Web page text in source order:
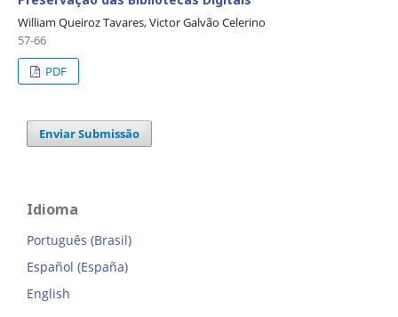
William Queiroz Tavares, Victor Galvão Celerino
57-66
PDF
Enviar Submissão
Idioma
Português (Brasil)
Español (España)
English